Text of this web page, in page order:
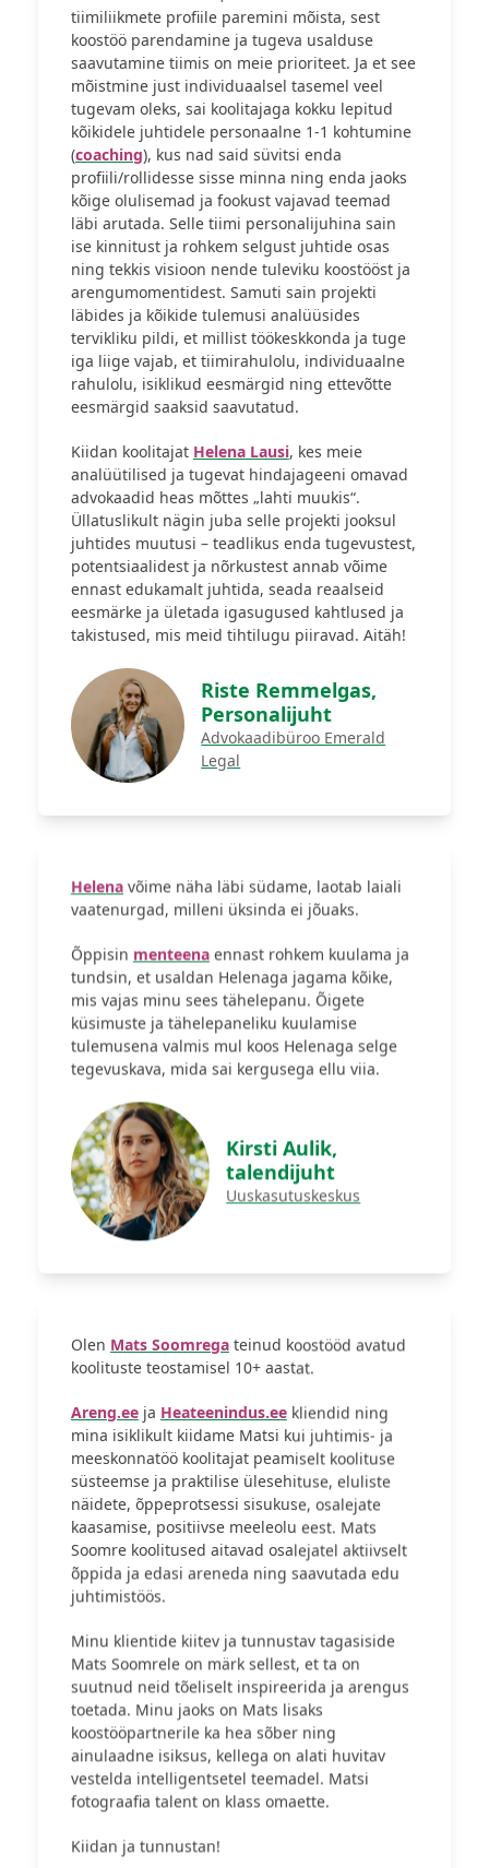
tiimiliikmete profiile paremini mõista, sest
koostöö parendamine ja tugeva usalduse
saavutamine tiimis on meie prioriteet. Ja et see
mõistmine just individuaalsel tasemel veel
tugevam oleks, sai koolitajaga kokku lepitud
kõikidele juhtidele personaalne 1-1 kohtumine
(coaching), kus nad said süvitsi enda
profiili/rollidesse sisse minna ning enda jaoks
kõige olulisemad ja fookust vajavad teemad
läbi arutada. Selle tiimi personalijuhina sain
ise kinnitust ja rohkem selgust juhtide osas
ning tekkis visioon nende tuleviku koostööst ja
arengumomentidest. Samuti sain projekti
läbides ja kõikide tulemusi analüüsides
tervikliku pildi, et millist töökeskkonda ja tuge
iga liige vajab, et tiimirahulolu, individuaalne
rahulolu, isiklikud eesmärgid ning ettevõtte
eesmärgid saaksid saavutatud.
Kiidan koolitajat Helena Lausi, kes meie
analüütilised ja tugevat hindajageeni omavad
advokaadid heas mõttes „lahti muukis“.
Üllatuslikult nägin juba selle projekti jooksul
juhtides muutusi – teadlikus enda tugevustest,
potentsiaalidest ja nõrkustest annab võime
ennast edukamalt juhtida, seada reaalseid
eesmärke ja ületada igasugused kahtlused ja
takistused, mis meid tihtilugu piiravad. Aitäh!
Riste Remmelgas,
Personalijuht
Advokaadibüroo Emerald
Legal
Helenavõime näha läbi südame, laotab laiali
vaatenurgad, milleni üksinda ei jõuaks.
Õppisin menteena ennast rohkem kuulama ja
tundsin, et usaldan Helenaga jagama kõike,
mis vajas minu sees tähelepanu. Õigete
küsimuste ja tähelepaneliku kuulamise
tulemusena valmis mul koos Helenaga selge
tegevuskava, mida sai kergusega ellu viia.
Kirsti Aulik,
talendijuht
Uuskasutuskeskus
Olen Mats Soomregateinud koostööd avatud
koolituste teostamisel 10+ aastat.
Areng.eeja Heateenindus.eekliendid ning
mina isiklikult kiidame Matsi kui juhtimis- ja
meeskonnatöö koolitajat peamiselt koolituse
süsteemse ja praktilise ülesehituse, eluliste
näidete, õppeprotsessi sisukuse, osalejate
kaasamise, positiivse meeleolu eest. Mats
Soomre koolitused aitavad osalejatel aktiivselt
õppida ja edasi areneda ning saavutada edu
juhtimistöös.
Minu klientide kiitev ja tunnustav tagasiside
Mats Soomrele on märk sellest, et ta on
suutnud neid tõeliselt inspireerida ja arengus
toetada. Minu jaoks on Mats lisaks
koostööpartnerile ka hea sõber ning
ainulaadne isiksus, kellega on alati huvitav
vestelda intelligentsetel teemadel. Matsi
fotograafia talent on klass omaette.
Kiidan ja tunnustan!